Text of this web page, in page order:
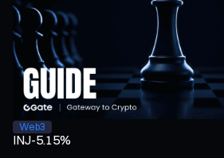
Web3
INJ-5.15%